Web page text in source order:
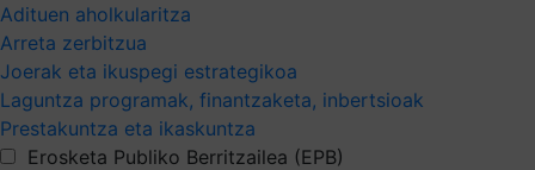
Adituen aholkularitza
Arreta zerbitzua
Joerak eta ikuspegi estrategikoa
Laguntza programak, finantzaketa, inbertsioak
Prestakuntza eta ikaskuntza
Erosketa Publiko Berritzailea (EPB)